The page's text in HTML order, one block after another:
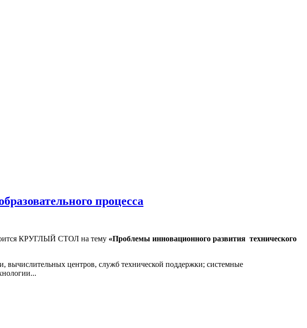
процесса
КРУГЛЫЙ СТОЛ на тему «Проблемы инновационного развития технического
вычислительных центров, служб технической поддержки; системные